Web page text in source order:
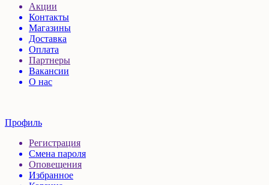
Акции
Контакты
Магазины
Доставка
Оплата
Партнеры
Вакансии
О нас
Профиль
Регистрация
Смена пароля
Оповещения
Избранное